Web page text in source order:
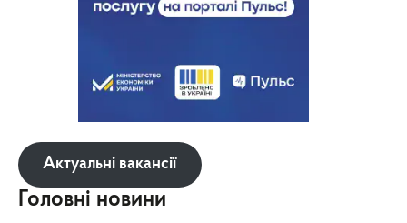
Актуальні вакансії
Головні новини